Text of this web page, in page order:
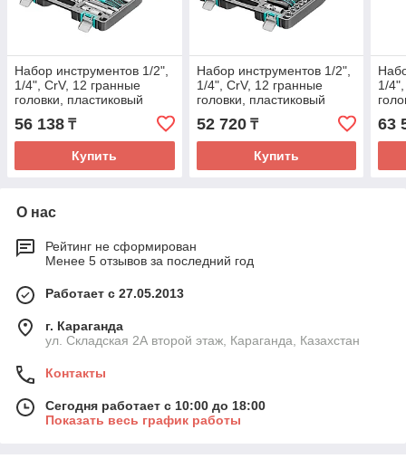
Набор инструментов 1/2",
1/4", CrV, 12 гранные
головки, пластиковый
кейс, 82 предмета// Stels
56 138 ₸
Купить
Набор инструментов 1/2",
1/4", CrV, 12 гранные
головки, пластиковый
кейс, 94 предмета// Stels
52 720₸
Купить
1/
63
О нас
Рейтинг не сформирован
Менее 5 отзывов за последний год
Работает с 27.05.2013
г. Караганда
ул. Складская 2А второй этаж, Караганда, Казахстан
Контакты
Сегодня работает с 10:00 до 18:00
Показать весь график работы